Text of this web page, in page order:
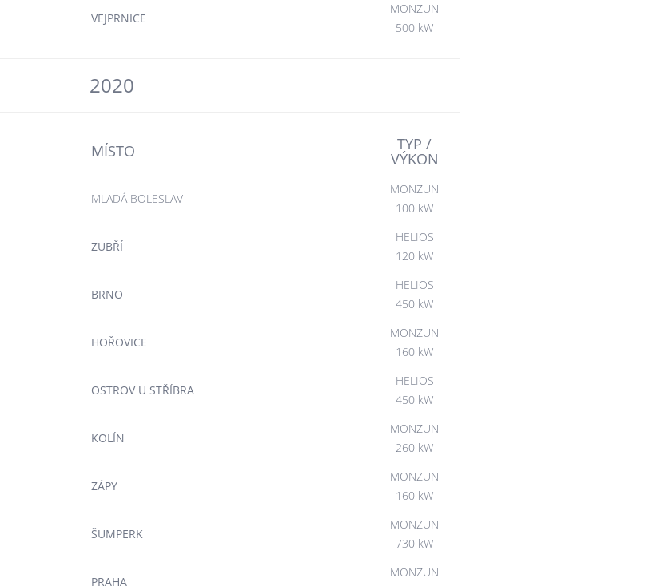
VEJPRNICE
MONZUN
500 kW
2020
MÍSTO TYP /
VÝKON
MLADÁ BOLESLAV
MONZUN
100 kW
ZUBŘÍ
HELIOS
120 kW
BRNO
HELIOS
450 kW
HOŘOVICE
MONZUN
160 kW
OSTROV U STŘÍBRA
HELIOS
450 kW
KOLÍN
MONZUN
260 kW
ZÁPY
MONZUN
160 kW
ŠUMPERK
MONZUN
730 kW
PRAHA
MONZUN